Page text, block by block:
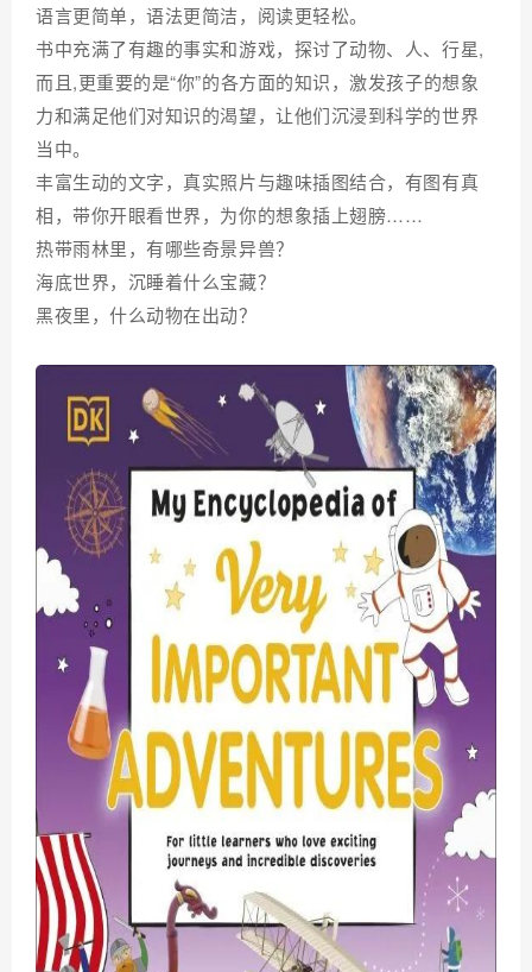
语言更简单，语法更简洁，阅读更轻松。
书中充满了有趣的事实和游戏，探讨了动物、人、行星,
而且,更重要的是“你”的各方面的知识，激发孩子的想象
力和满足他们对知识的渴望，让他们沉浸到科学的世界
当中。
丰富生动的文字，真实照片与趣味插图结合，有图有真
相，带你开眼看世界，为你的想象插上翅膀……
热带雨林里，有哪些奇景异兽？
海底世界，沉睡着什么宝藏？
黑夜里，什么动物在出动？